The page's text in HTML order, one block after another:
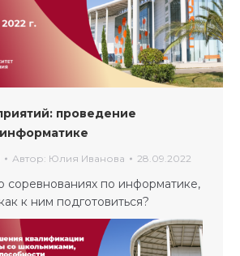
проведение
Автор: Юлия Иванова 28.09.2022
соревнованиях по информатике,
к ним подготовиться?